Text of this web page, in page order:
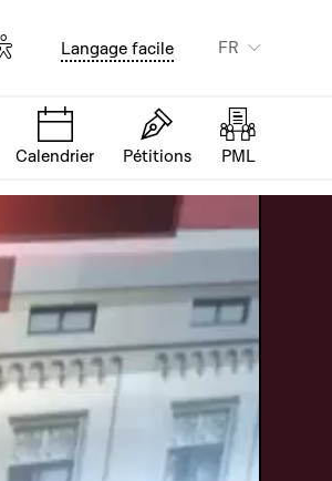
Options d'accessibilité
Langage facile FR
Calendrier Pétitions PML